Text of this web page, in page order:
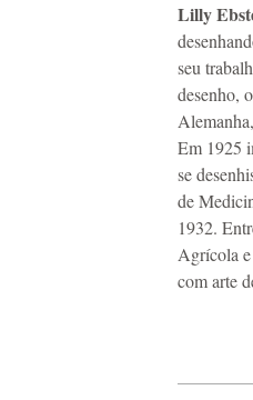
Lilly
seu
desenho,
Em 1925
se
de
1932.
Agrícola
com arte